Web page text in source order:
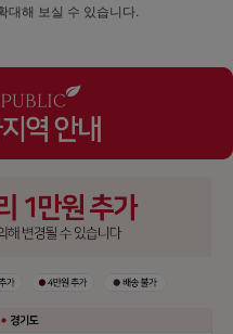
대해 보실 수 있습니다.